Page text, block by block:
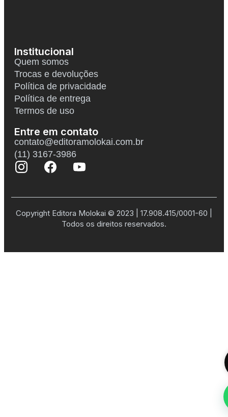
Institucional
Quem somos
Trocas e devoluções
Política de privacidade
Política de entrega
Termos de uso
Entre em contato
contato@editoramolokai.com.br
(11) 3167-3986
Copyright Editora Molokai © 2023 | 17.908.415/0001-60 |
Todos os direitos reservados.